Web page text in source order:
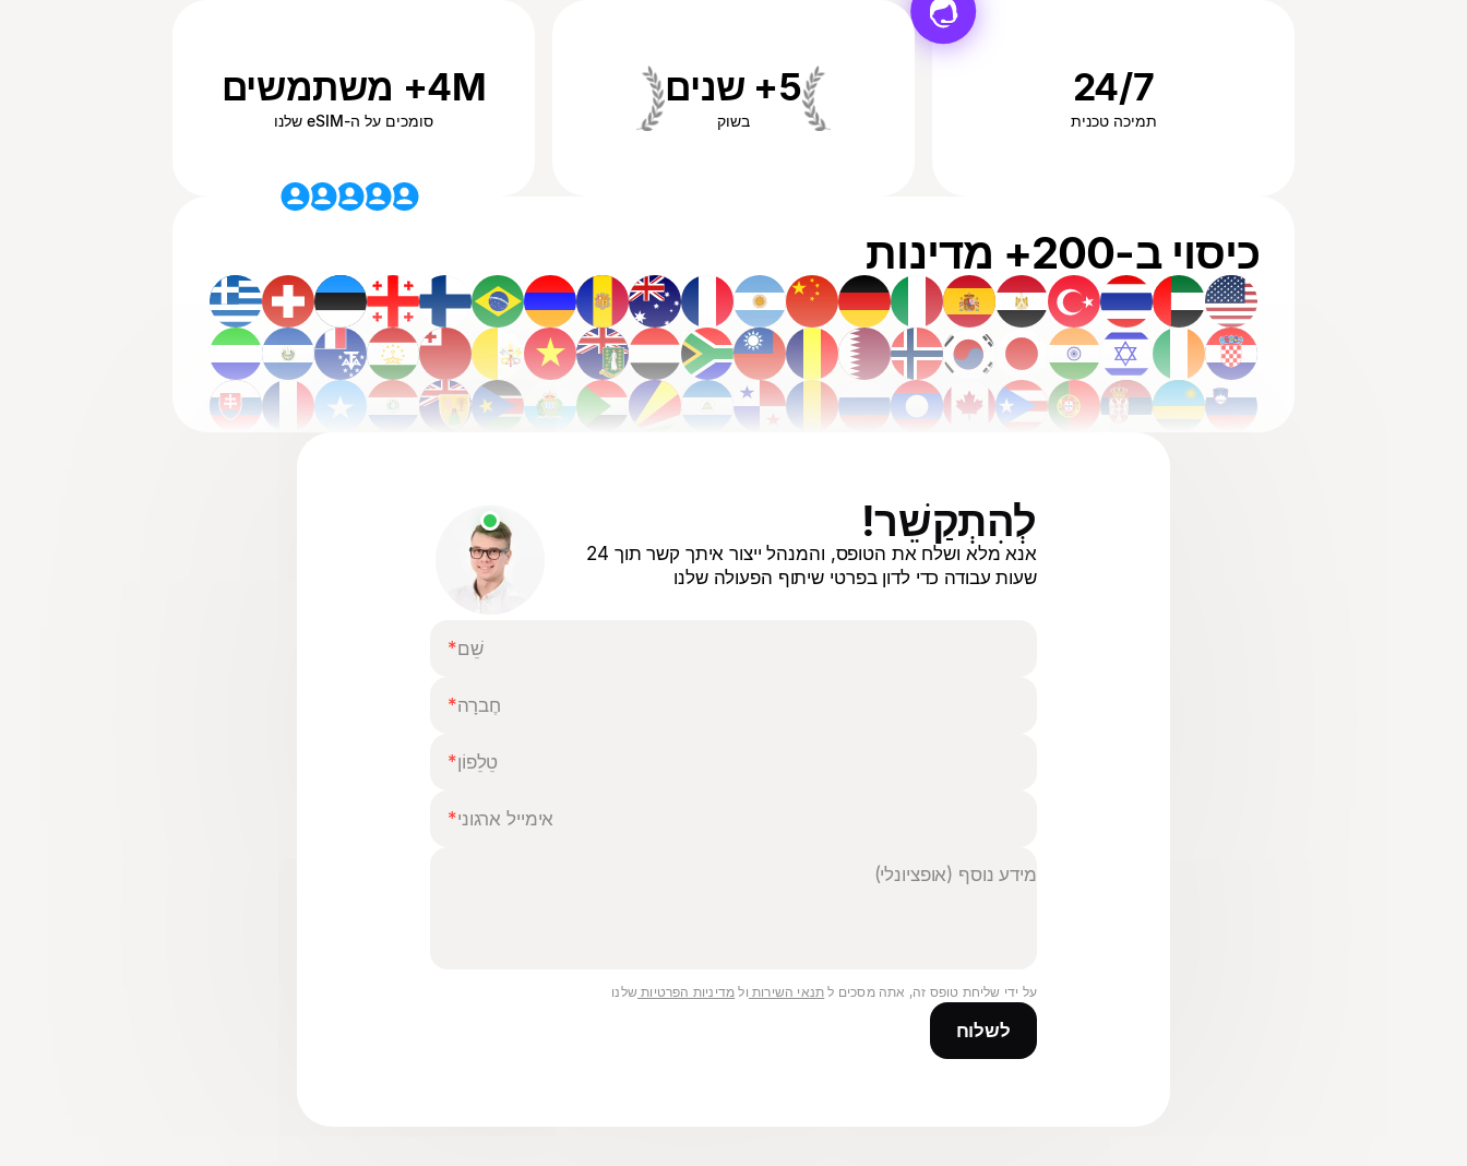
24/7
תמיכה טכנית
‎5+ שנים
בשוק
4M+ משתמשים
סומכים על ה-eSIM שלנו
כיסוי ב-200+ מדינות
לְהִתְקַשֵׁר!
אנא מלא ושלח את הטופס, והמנהל ייצור איתך קשר תוך 24
שעות עבודה כדי לדון בפרטי שיתוף הפעולה שלנו
שֵׁם*
חֶברָה*
טֵלֵפוֹן*
אימייל ארגוני*
על ידי שליחת טופס זה, אתה מסכים ל תנאי השירות ול מדיניות הפרטיות שלנו
לשלוח